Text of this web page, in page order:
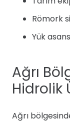
Römork
Yük
Ağrı
Hidrolik
Ağrı